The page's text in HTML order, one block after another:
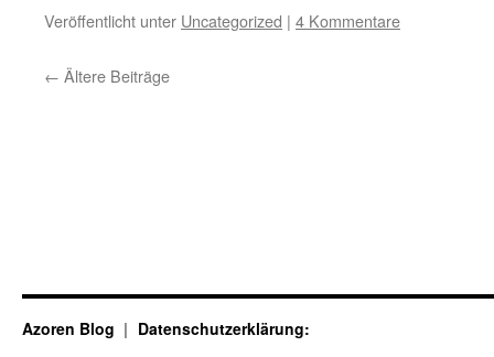
Veröffentlicht unter Uncategorized | 4 Kommentare
← Ältere Beiträge
Azoren Blog Datenschutzerklärung: